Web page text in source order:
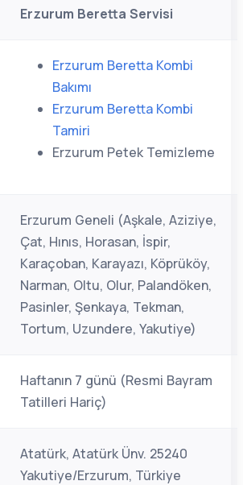
Erzurum Beretta Servisi
Erzurum Beretta Kombi
Bakımı
Erzurum Beretta Kombi
Tamiri
Erzurum Petek Temizleme
Erzurum Geneli (Aşkale, Aziziye,
Çat, Hınıs, Horasan, İspir,
Karaçoban, Karayazı, Köprüköy,
Narman, Oltu, Olur, Palandöken,
Pasinler, Şenkaya, Tekman,
Tortum, Uzundere, Yakutiye)
Haftanın 7 günü (Resmi Bayram
Tatilleri Hariç)
Atatürk, Atatürk Ünv. 25240
Yakutiye/Erzurum, Türkiye